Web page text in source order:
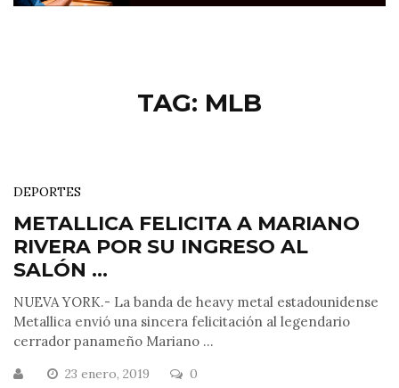
TAG: MLB
DEPORTES
METALLICA FELICITA A MARIANO
RIVERA POR SU INGRESO AL
SALÓN ...
NUEVA YORK.- La banda de heavy metal estadounidense
Metallica envió una sincera felicitación al legendario
cerrador panameño Mariano ...
23 enero, 2019 0